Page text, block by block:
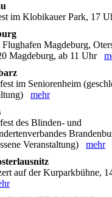
im Klobikauer Park, 17
Flughafen Magdeburg,
Magdeburg, ab 11 Uhr
im Seniorenheim
mehr
des Blinden- und
Veranstaltung) mehr
auf der Kurparkbühne,